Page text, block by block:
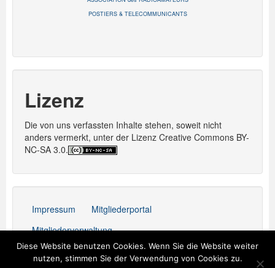
POSTIERS & TELECOMMUNICANTS
Lizenz
Die von uns verfassten Inhalte stehen, soweit nicht
anders vermerkt, unter der Lizenz Creative Commons BY-
NC-SA 3.0.
Impressum
Mitgliederportal
Mitgliederverwaltung
Stolz präsentiert von WordPress
Diese Website benutzen Cookies. Wenn Sie die Website weiter
nutzen, stimmen Sie der Verwendung von Cookies zu.